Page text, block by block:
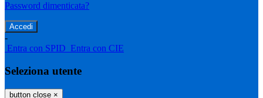
Password dimenticata?
-
Entra con SPID Entra con CIE
Seleziona utente
button close ×